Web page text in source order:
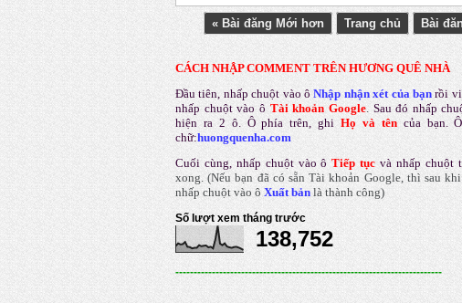
« Bài đăng Mới hơn Trang chủ Bài
CÁCH NHẬP COMMENT TRÊN HƯƠNG QUÊ NHÀ
Đầu tiên, nhấp chuột vào ô Nhập nhận xét của bạn rồi
nhấp chuột vào ô Tài khoản Google. Sau đó nhấp
hiện ra 2 ô. Ô phía trên, ghiHọ và tên của bạn.
chữ:huongquenha.com
Cuối cùng, nhấp chuột vào ô Tiếp tục và nhấp chuột
xong.(Nếu bạn đã có sẵn Tài khoản Google, thì sau
nhấp chuột vào ôXuất bản là thành công)
Số lượt xem tháng trước
138,752
-------------------------------------------------------------------------